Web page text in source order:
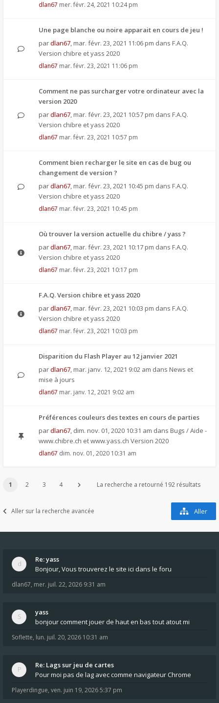
dlan67 mer. févr. 24, 2021 10:24 pm
Une page blanche ou noire apparait en cours de jeu !
pardlan67, mar. févr. 23, 2021 11:06 pm dans F.A.Q.
Version chibre et yass 2020
dlan67 mar. févr. 23, 2021 11:06 pm
Comment ne pas surcharger votre ordinateur avec la
version 2020
pardlan67, mar. févr. 23, 2021 10:57 pm dans F.A.Q.
Version chibre et yass 2020
dlan67 mar. févr. 23, 2021 10:57 pm
Comment bien recharger le site en cas de bug ou
changement de version ?
pardlan67, mar. févr. 23, 2021 10:45 pm dans F.A.Q.
Version chibre et yass 2020
dlan67 mar. févr. 23, 2021 10:45 pm
Où trouver la version actuelle du chibre / yass ?
pardlan67, mar. févr. 23, 2021 10:17 pm dans F.A.Q.
Version chibre et yass 2020
dlan67 mar. févr. 23, 2021 10:17 pm
F.A.Q. Version chibre et yass 2020
pardlan67, mar. févr. 23, 2021 10:03 pm dans F.A.Q.
Version chibre et yass 2020
dlan67 mar. févr. 23, 2021 10:03 pm
Disparition du Flash Player au 12 janvier 2021
pardlan67, mar. janv. 12, 2021 9:02 am dans News et
mise à jours
dlan67 mar. janv. 12, 2021 9:02 am
Préférences couleurs des textes en cours de parties
pardlan67, dim. nov. 01, 2020 10:31 am dans Bugs / Aide -
www.chibre.ch et www.yass.ch Version 2020
dlan67 dim. nov. 01, 2020 10:31 am
1 2 3 4 La recherche a retourné 192 résultats
Aller sur la recherche avancée Aller
Re: yass
Bonjour, Vous trouverez le site ici dans le foru
dlan67, mer. juil. 22, 2026 9:31 am
yass
bonjour comment jouer de haut en bas tout atout mi
Soflette, lun. juil. 20, 2026 10:31 am
Re: Lags sur jeu de cartes
Pour moi pas de lag avec comme navigateur Chrome
Playerdingue, ven. juin 19, 2026 5:37 pm